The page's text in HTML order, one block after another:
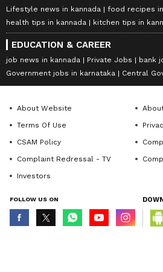
Lifestyle news in kannada
food recipes
health tips in kannada
kitchen tips in
EDUCATION & CAREER
job news in kannada Private Jobs
bank
Government jobs in karnataka
Central
About Website
Terms Of Use
CSAM Policy
Complaint Redressal - TV
Investors
FOLLOW US ON